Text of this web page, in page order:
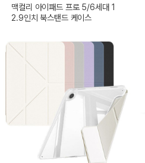
맥컬리 아이패드 프로 5/6세대 1
2.9인치 북스탠드 케이스